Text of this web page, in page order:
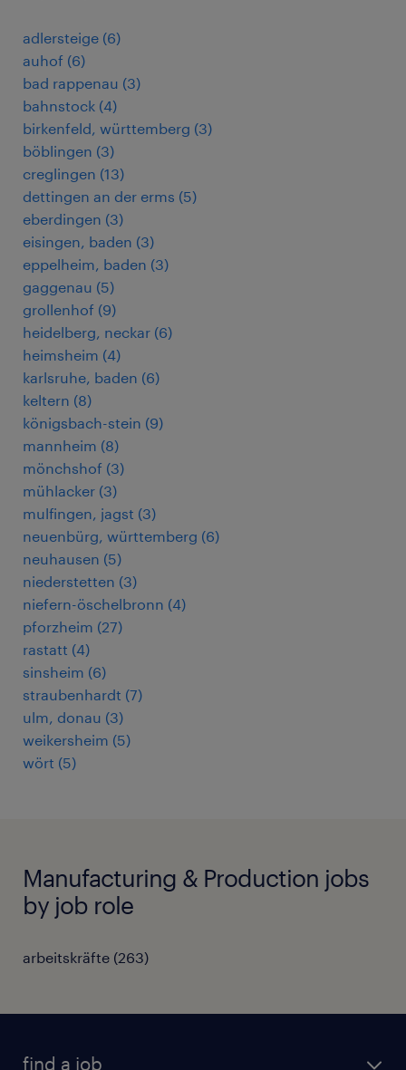
adlersteige (6)
auhof (6)
bad rappenau (3)
bahnstock (4)
birkenfeld, württemberg (3)
böblingen (3)
creglingen (13)
dettingen an der erms (5)
eberdingen (3)
eisingen, baden (3)
eppelheim, baden (3)
gaggenau (5)
grollenhof (9)
heidelberg, neckar (6)
heimsheim (4)
karlsruhe, baden (6)
keltern (8)
königsbach-stein (9)
mannheim (8)
mönchshof (3)
mühlacker (3)
mulfingen, jagst (3)
neuenbürg, württemberg (6)
neuhausen (5)
niederstetten (3)
niefern-öschelbronn (4)
pforzheim (27)
rastatt (4)
sinsheim (6)
straubenhardt (7)
ulm, donau (3)
weikersheim (5)
wört (5)
Manufacturing & Production jobs
by job role
arbeitskräfte (263)
find a job